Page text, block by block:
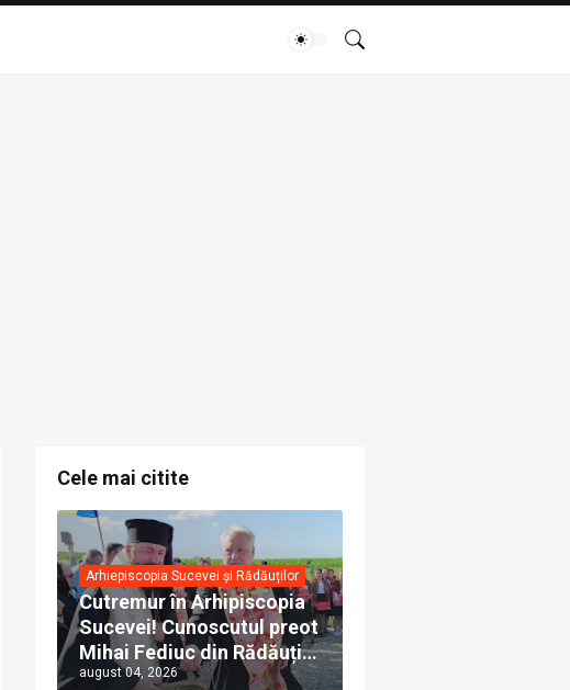
Cele mai citite
Arhiepiscopia Sucevei și Rădăuților
Cutremur în Arhipiscopia
Sucevei! Cunoscutul preot
Mihai Fediuc din Rădăuți a
trecut la Biserica Creștină
august 04, 2026